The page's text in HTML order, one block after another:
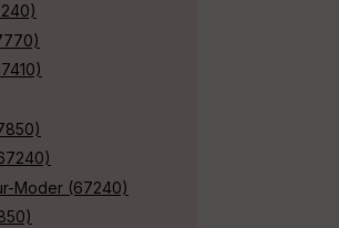
Moder (67240)